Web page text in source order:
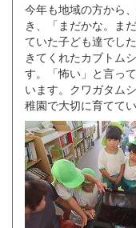
今年も地域の方から
き、「まだかな。ま
ていた子ども達でし
きてくれたカブトム
す。「怖い」と言っ
います。クワガタム
稚園で大切に育ててい